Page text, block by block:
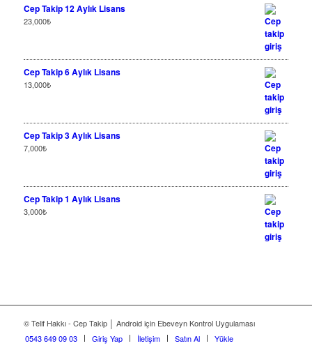
Cep Takip 12 Aylık Lisans
23,000₺
Cep Takip 6 Aylık Lisans
13,000₺
Cep Takip 3 Aylık Lisans
7,000₺
Cep Takip 1 Aylık Lisans
3,000₺
© Telif Hakkı - Cep Takip │ Android için Ebeveyn Kontrol Uygulaması
0543 649 09 03
Giriş Yap İletişim Satın Al Yükle